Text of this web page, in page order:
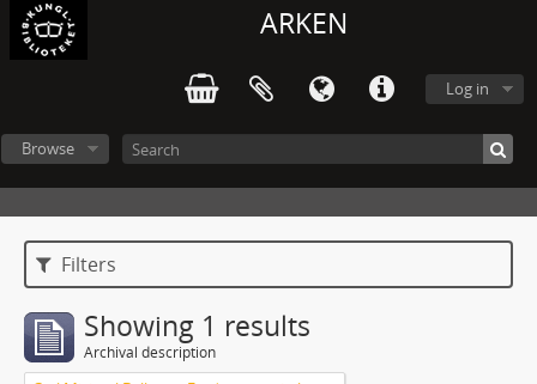
ARKEN
Log in
Browse
Filters
Showing 1 results
Archival description